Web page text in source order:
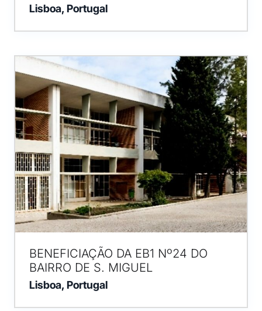
Lisboa, Portugal
BENEFICIAÇÃO DA EB1 Nº24 DO
BAIRRO DE S. MIGUEL
Lisboa, Portugal